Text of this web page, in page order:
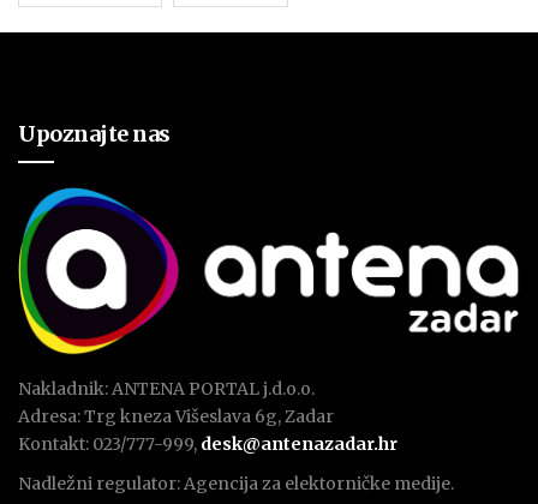
Upoznajte nas
Nakladnik: ANTENA PORTAL j.d.o.o.
Adresa: Trg kneza Višeslava 6g, Zadar
Kontakt: 023/777-999, desk@antenazadar.hr
Nadležni regulator: Agencija za elektorničke medije.